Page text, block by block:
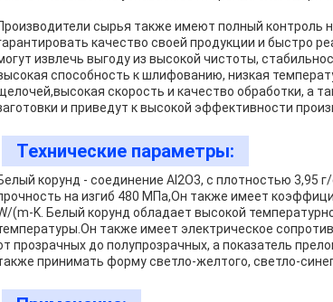
сырья также имеют полный контроль
качество своей продукции и быстро
извлечь выгоду из высокой чистоты,
способность к шлифованию, низкая
скорость и качество обработки, а
и приведут к высокой эффективности
Технические параметры:
корунд - соединение Al2O3, с плотностью 3,95
на изгиб 480 МПа,Он также имеет
(m-K. Белый корунд обладает высокой
также имеет электрическое
прозрачных до полупрозрачных, а показатель
принимать форму светло-желтого, светло-